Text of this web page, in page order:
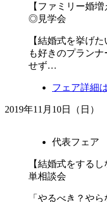
【ファミリー婚
◎見学会
【結婚式を挙げ
も好きのプラン
せず…
フェア詳細
2019年11月10日（日）
代表フェア
【結婚式をする
単相談会
「やるべき？や